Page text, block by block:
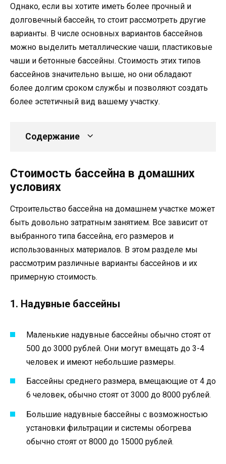
Однако, если вы хотите иметь более прочный и
долговечный бассейн, то стоит рассмотреть другие
варианты. В числе основных вариантов бассейнов
можно выделить металлические чаши, пластиковые
чаши и бетонные бассейны. Стоимость этих типов
бассейнов значительно выше, но они обладают
более долгим сроком службы и позволяют создать
более эстетичный вид вашему участку.
Содержание
Стоимость бассейна в домашних
условиях
Строительство бассейна на домашнем участке может
быть довольно затратным занятием. Все зависит от
выбранного типа бассейна, его размеров и
использованных материалов. В этом разделе мы
рассмотрим различные варианты бассейнов и их
примерную стоимость.
1. Надувные бассейны
Маленькие надувные бассейны обычно стоят от
500 до 3000 рублей. Они могут вмещать до 3-4
человек и имеют небольшие размеры.
Бассейны среднего размера, вмещающие от 4 до
6 человек, обычно стоят от 3000 до 8000 рублей.
Большие надувные бассейны с возможностью
установки фильтрации и системы обогрева
обычно стоят от 8000 до 15000 рублей.